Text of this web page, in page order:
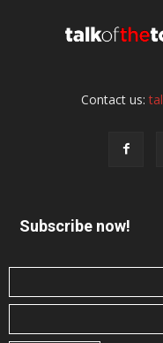
Contact us:
Subscribe now!